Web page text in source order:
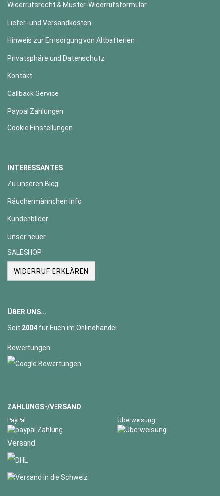
Widerrufsrecht & Muster-Widerrufsformular
Liefer- und Versandkosten
Hinweis zur Entsorgung von Altbatterien
Privatsphäre und Datenschutz
Kontakt
Callback Service
Paypal Zahlungen
Cookie Einstellungen
INTERESSANTES
Zu unseren Blog
Räuchermännchen Info
Kundenbilder
Unser neuer
SALESHOP
WIDERRUF ERKLÄREN
ÜBER UNS...
Seit 2004 für Euch im Onlinehandel.
Bewertungen
ZAHLUNGS-/VERSAND
PayPal Überweisung
Versand